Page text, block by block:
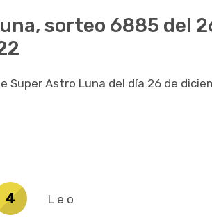
sorteo 6885 del
Super Astro Luna del día 26 de
4 Leo